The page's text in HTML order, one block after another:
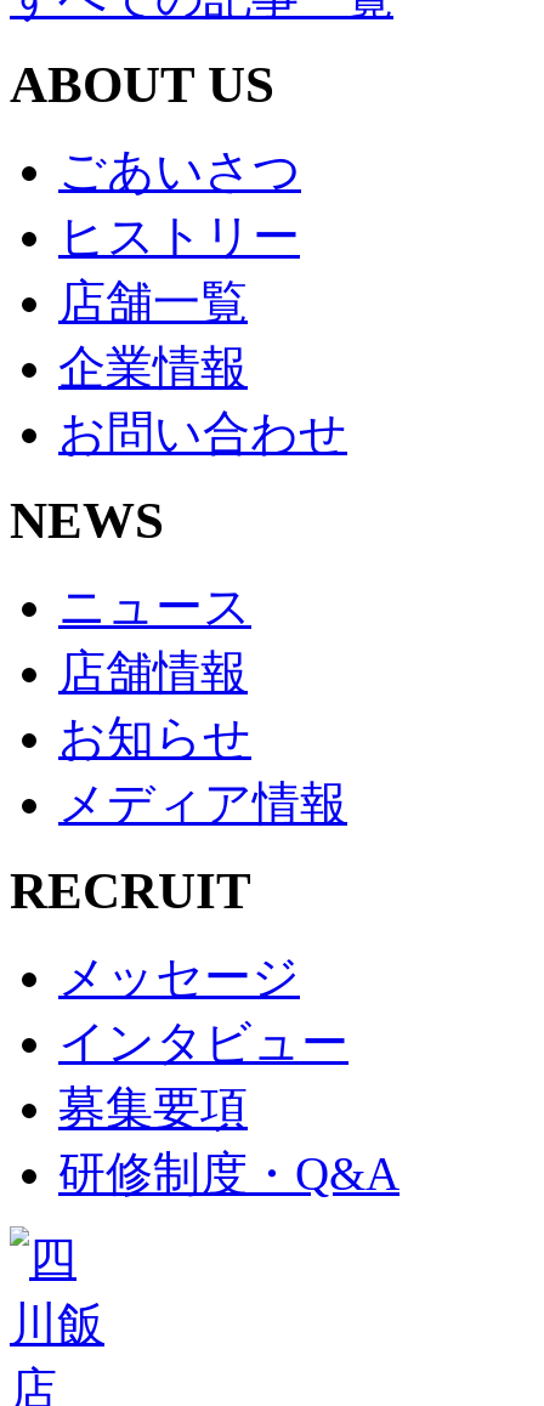
ABOUT US
ごあいさつ
ヒストリー
店舗一覧
企業情報
お問い合わせ
NEWS
ニュース
店舗情報
お知らせ
メディア情報
RECRUIT
メッセージ
インタビュー
募集要項
研修制度・Q&A